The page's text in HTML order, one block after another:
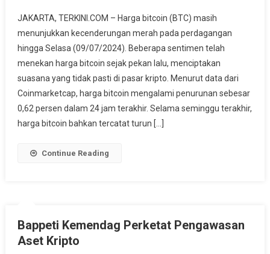
Bitcoin
Turun
Tajam,
Ini
Penyebabnya
JAKARTA, TERKINI.COM – Harga bitcoin (BTC) masih
menunjukkan kecenderungan merah pada perdagangan
hingga Selasa (09/07/2024). Beberapa sentimen telah
menekan harga bitcoin sejak pekan lalu, menciptakan
suasana yang tidak pasti di pasar kripto. Menurut data dari
Coinmarketcap, harga bitcoin mengalami penurunan sebesar
0,62 persen dalam 24 jam terakhir. Selama seminggu terakhir,
harga bitcoin bahkan tercatat turun […]
Continue Reading
Bappeti Kemendag Perketat Pengawasan
Aset Kripto